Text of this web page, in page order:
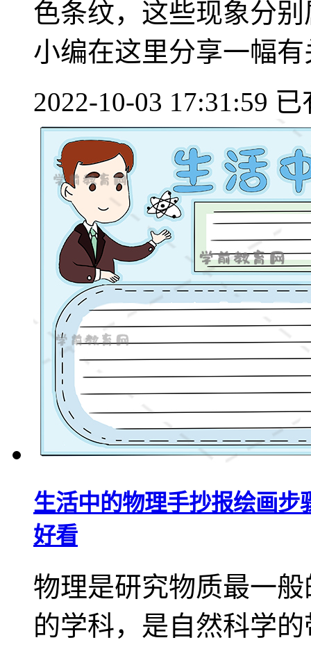
色条纹，这些现象分
小编在这里分享一幅有
2022-10-03 17:31:59 已
生活中的物理手抄报绘画
好看
物理是研究物质最一
的学科，是自然科学